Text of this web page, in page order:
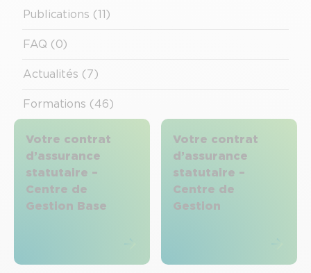
Publications (11)
FAQ (0)
Actualités (7)
Formations (46)
Votre contrat
d’assurance
statutaire –
Centre de
Gestion Base
Votre contrat
d’assurance
statutaire –
Centre de
Gestion